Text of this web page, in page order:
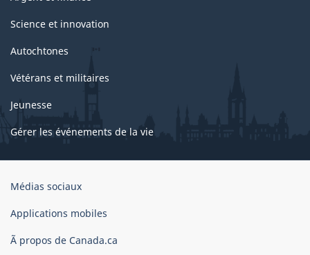
Science et innovation
Autochtones
Vétérans et militaires
Jeunesse
Gérer les événements de la vie
Organisation
gouvernement
Canada
Médias sociaux
Applications mobiles
Ã propos de Canada.ca